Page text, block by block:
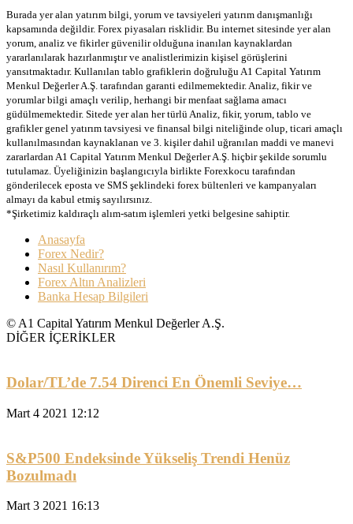
Burada yer alan yatırım bilgi, yorum ve tavsiyeleri yatırım danışmanlığı
kapsamında değildir. Forex piyasaları risklidir. Bu internet sitesinde yer alan
yorum, analiz ve fikirler güvenilir olduğuna inanılan kaynaklardan
yararlanılarak hazırlanmıştır ve analistlerimizin kişisel görüşlerini
yansıtmaktadır. Kullanılan tablo grafiklerin doğruluğu A1 Capital Yatırım
Menkul Değerler A.Ş. tarafından garanti edilmemektedir. Analiz, fikir ve
yorumlar bilgi amaçlı verilip, herhangi bir menfaat sağlama amacı
güdülmemektedir. Sitede yer alan her türlü Analiz, fikir, yorum, tablo ve
grafikler genel yatırım tavsiyesi ve finansal bilgi niteliğinde olup, ticari amaçlı
kullanılmasından kaynaklanan ve 3. kişiler dahil uğranılan maddi ve manevi
zararlardan A1 Capital Yatırım Menkul Değerler A.Ş. hiçbir şekilde sorumlu
tutulamaz. Üyeliğinizin başlangıcıyla birlikte Forexkocu tarafından
gönderilecek eposta ve SMS şeklindeki forex bültenleri ve kampanyaları
almayı da kabul etmiş sayılırsınız.
*Şirketimiz kaldıraçlı alım-satım işlemleri yetki belgesine sahiptir.
Anasayfa
Forex Nedir?
Nasıl Kullanırım?
Forex Altın Analizleri
Banka Hesap Bilgileri
© A1 Capital Yatırım Menkul Değerler A.Ş.
DİĞER İÇERİKLER
Dolar/TL’de 7.54 Direnci En Önemli Seviye…
Mart 4 2021 12:12
S&P500 Endeksinde Yükseliş Trendi Henüz
Bozulmadı
Mart 3 2021 16:13